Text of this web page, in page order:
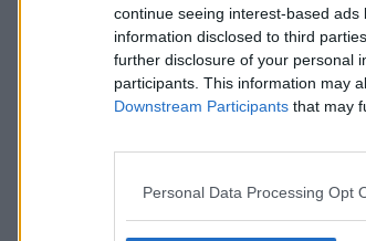
continue seeing interest-based
information disclosed to third
further disclosure of your personal
participants. This information may
Downstream Participants that may
Personal Data Processing Opt